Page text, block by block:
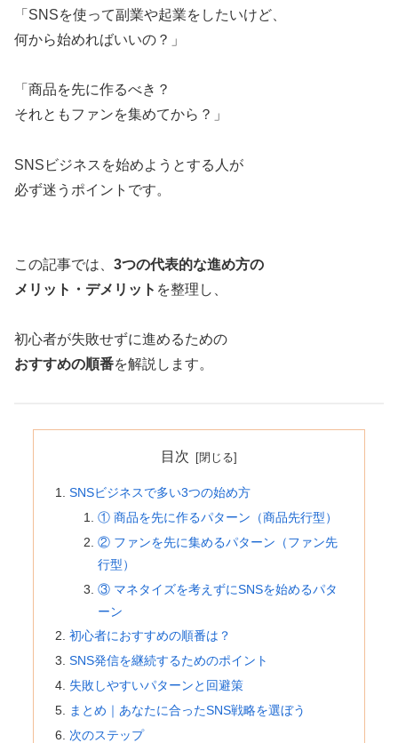
「SNSを使って副業や起業をしたいけど、
何から始めればいいの？」
「商品を先に作るべき？
それともファンを集めてから？」
SNSビジネスを始めようとする人が
必ず迷うポイントです。
この記事では、 3つの代表的な進め方の
メリット・デメリット を整理し、
初心者が失敗せずに進めるための
おすすめの順番を解説します。
目次
SNSビジネスで多い3つの始め方
① 商品を先に作るパターン（商品先行型）
② ファンを先に集めるパターン（ファン先
行型）
③ マネタイズを考えずにSNSを始めるパタ
ーン
初心者におすすめの順番は？
SNS発信を継続するためのポイント
失敗しやすいパターンと回避策
まとめ｜あなたに合ったSNS戦略を選ぼう
次のステップ